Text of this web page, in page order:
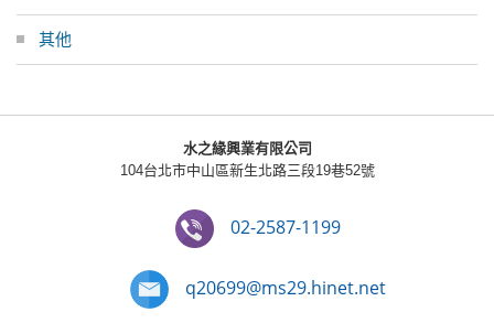
其他
水之緣興業有限公司
104台北市中山區新生北路三段19巷52號
02-2587-1199
q20699@ms29.hinet.net